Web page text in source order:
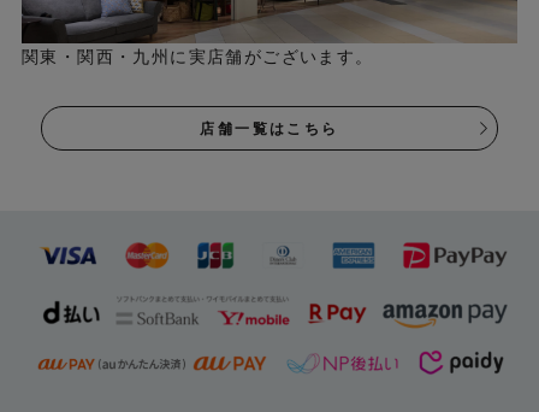
関東・関西・九州に実店舗がございます。
店舗一覧はこちら